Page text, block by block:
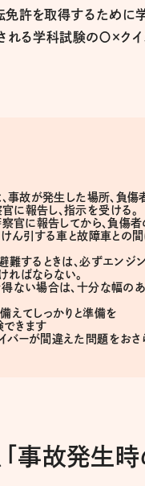
免許を取得するために
れる学科試験の〇×ク
事故が発生した場所、負
に報告し、指示を受ける。
官に報告してから、負傷者
ん引する車と故障車との
するときは、必ずエンジン
ればならない。
ない場合は、十分な幅の
えてしっかりと準備を
きます
バーが間違えた問題をおさ
事故発生